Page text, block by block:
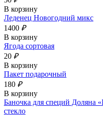
В корзину
Леденец Новогодний микс
1400 ₽
В корзину
Ягода сортовая
20 ₽
В корзину
Пакет подарочный
180 ₽
В корзину
Баночка для специй Доляна
стекло